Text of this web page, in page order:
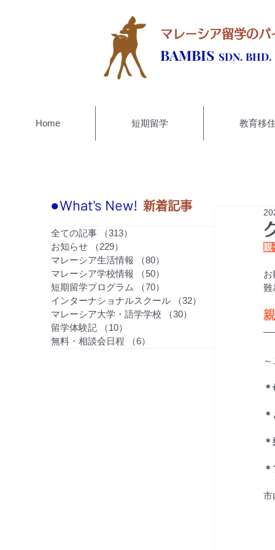
マレーシア留学のパ
BAMBIS SDN. BHD.
Home 短期留学 教育移
●What's New! 新着記事
全ての記事 （313）
お知らせ
（229）
マレーシア生活情報
（80）
マレーシア学校情報
（50）
短期留学プログラム
（70）
インターナショナルスクール
（32）
マレーシア大学・語学学校
（30）
留学体験記
（10）
無料・相談会日程
（6）
親
市